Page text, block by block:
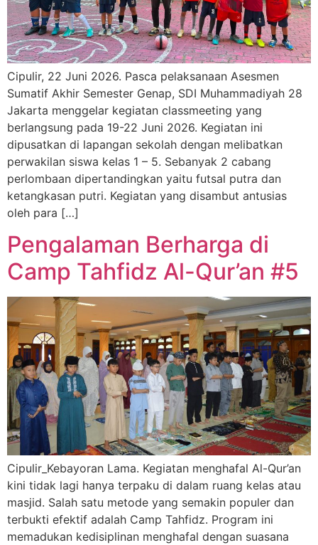
Cipulir, 22 Juni 2026. Pasca pelaksanaan Asesmen
Sumatif Akhir Semester Genap, SDI Muhammadiyah 28
Jakarta menggelar kegiatan classmeeting yang
berlangsung pada 19-22 Juni 2026. Kegiatan ini
dipusatkan di lapangan sekolah dengan melibatkan
perwakilan siswa kelas 1 – 5. Sebanyak 2 cabang
perlombaan dipertandingkan yaitu futsal putra dan
ketangkasan putri. Kegiatan yang disambut antusias
oleh para […]
Pengalaman Berharga di
Camp Tahfidz Al-Qur’an #5
Cipulir_Kebayoran Lama. Kegiatan menghafal Al-Qur’an
kini tidak lagi hanya terpaku di dalam ruang kelas atau
masjid. Salah satu metode yang semakin populer dan
terbukti efektif adalah Camp Tahfidz. Program ini
memadukan kedisiplinan menghafal dengan suasana